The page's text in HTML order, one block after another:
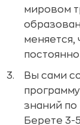
мировом
меняется,
Вы сами
знаний по
Берете 3-